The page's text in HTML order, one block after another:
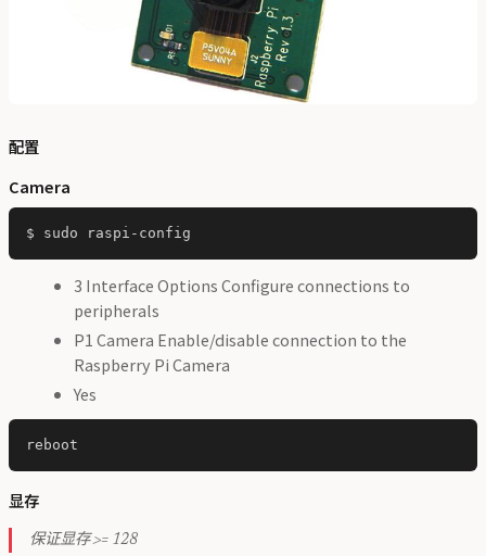
配置
Camera
3 Interface Options Configure connections to
peripherals
P1 Camera Enable/disable connection to the
Raspberry Pi Camera
Yes
显存
保证显存 >= 128